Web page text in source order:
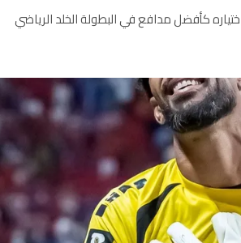
كأفضل مدافع في البطولة الخلد الرياضي